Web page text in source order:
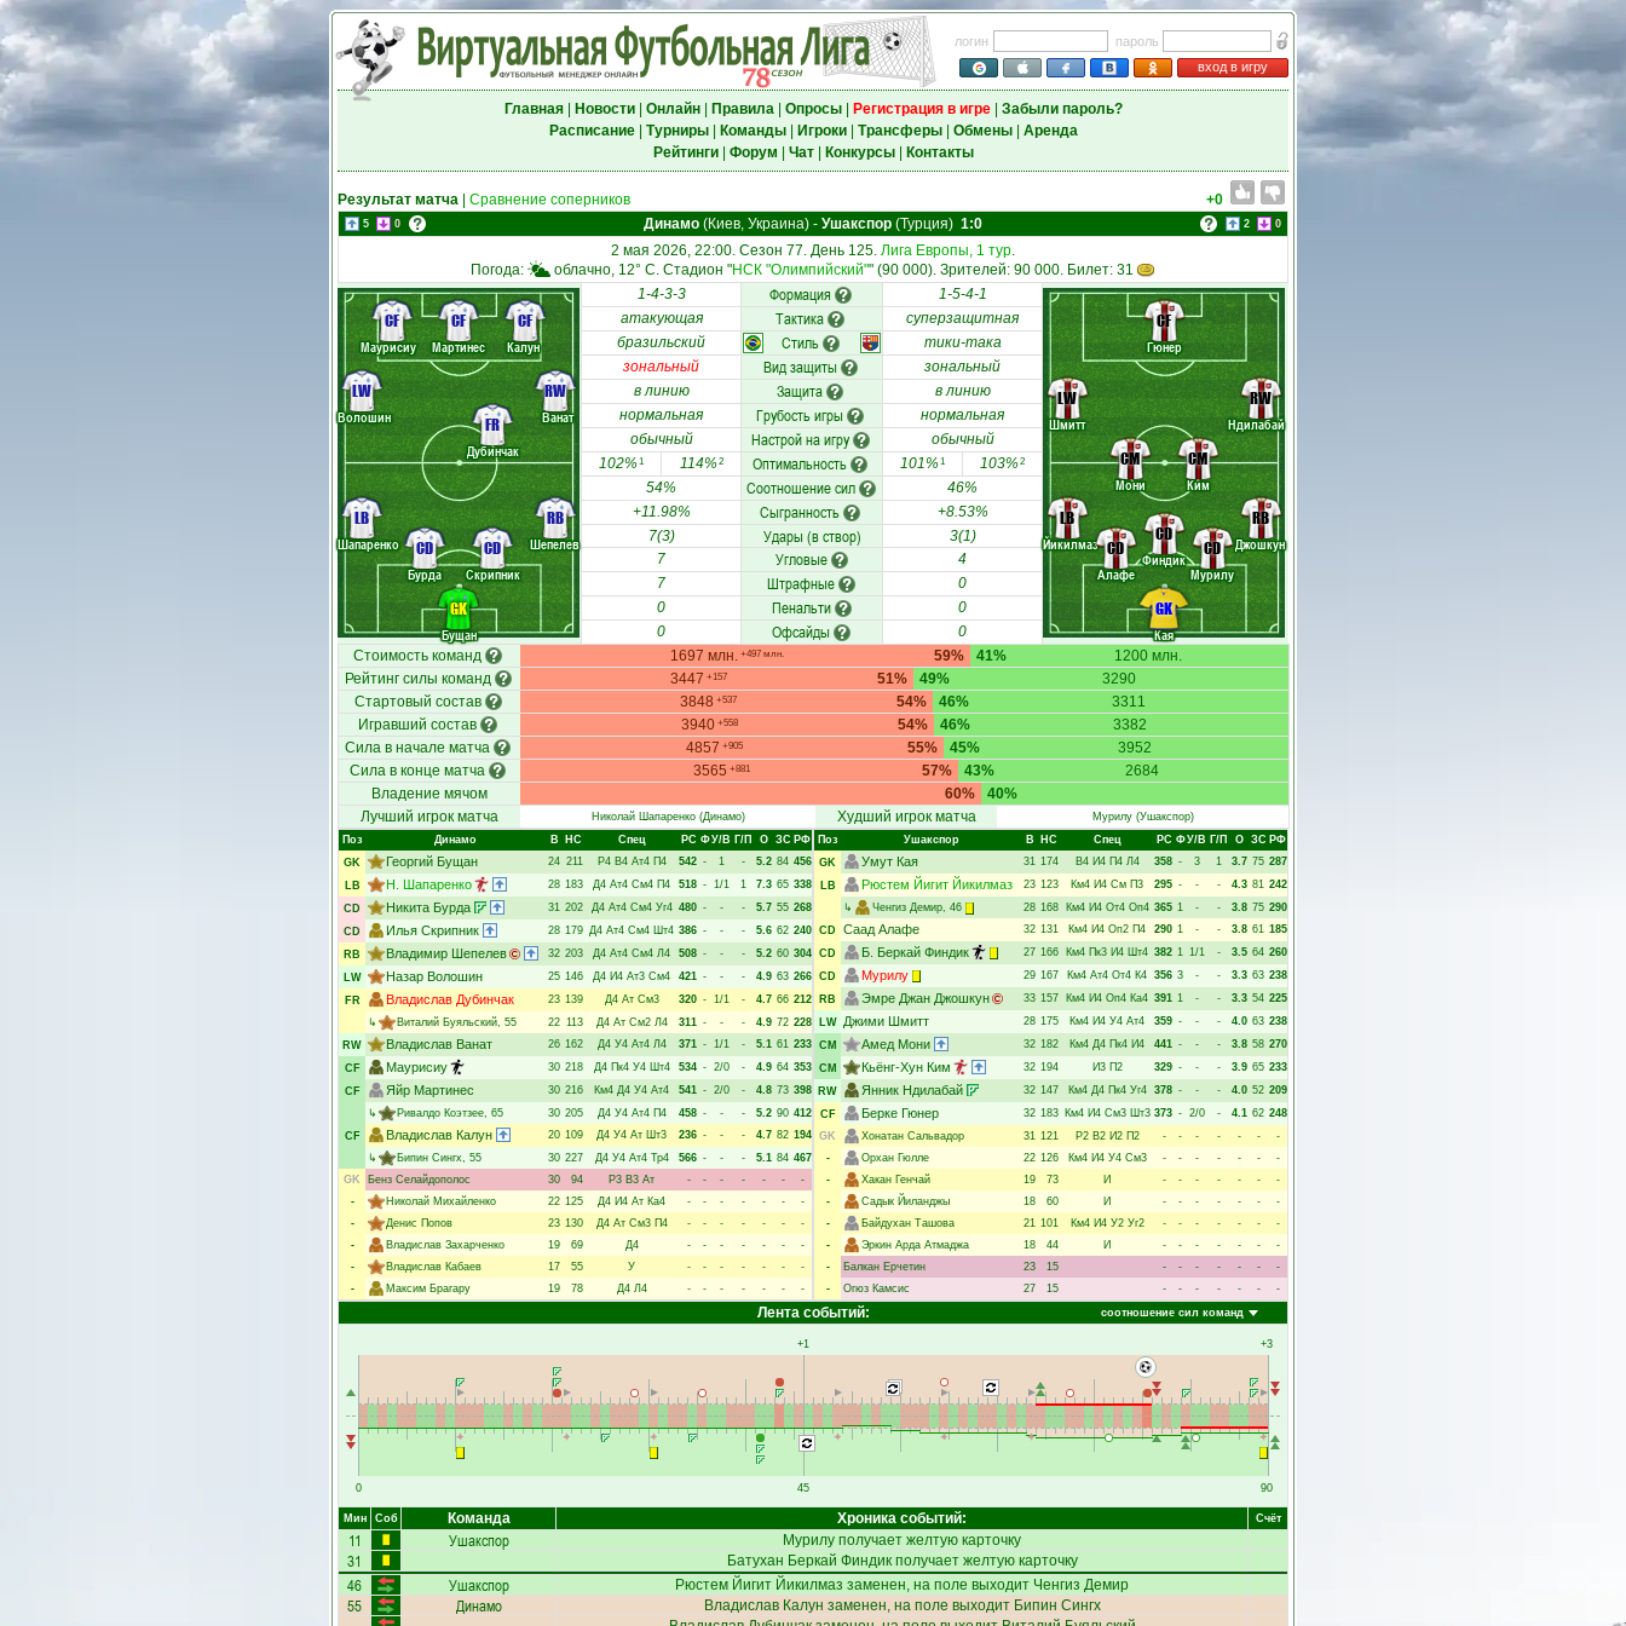
логин
пароль
вход в игру
Главная| Новости| Онлайн| Правила| Опросы| Регистрация в игре| Забыли пароль?
Расписание| Турниры| Команды| Игроки| Трансферы| Обмены| Аренда
Рейтинги| Форум Чат| Конкурсы| Контакты
Результат матча Сравнение соперников +0
5 0 Динамо (Киев, Украина) - Ушакспор (Турция) 1:0 2 0
2 мая 2026, 22:00. Сезон 77. День 125. Лига Европы, 1 тур.
Погода:
облачно, 12° C. Стадион "НСК "Олимпийский"" (90 000). Зрителей: 90 000. Билет: 31
Бущан
Шапаренко
Бурда
Скрипник
Шепелев
Волошин
Дубинчак
Ванат
Маурисиу Мартинес Калун
GK
LB
CD
CD
RB
LW
FR
RW
CF CF CF
1-4-3-3 Формация 1-5-4-1
Кая
Йикилмаз
Алафе
Финдик
Мурилу
Джошкун
Шмитт
Мони Ким
Ндилабай
Гюнер
GK
LB
CD
CD
CD
RB
LW
CM CM
RW
CF
атакующая Тактика
суперзащитная
бразильский
Стиль
тики-така
зональный
Вид защиты
зональный
в линию
Защита
в линию
нормальная
Грубость игры
нормальная
обычный
Настрой на игру
обычный
102%1 114%2 Оптимальность 101%1 103%2
54% Соотношение сил
46%
+11.98%
Сыгранность
+8.53%
7(3)
Удары (в створ)
3(1)
7
Угловые
4
7
Штрафные
0
0
Пенальти
0
0
Офсайды
0
Стоимость команд
1697 млн. +497 млн. 59% 1200 млн.
41%
Рейтинг силы команд
3447 +157 51% 3290
49%
Стартовый состав
3848 +537 54% 3311
46%
Игравший состав
3940 +558 54% 3382
46%
Сила в начале матча
4857 +905 55% 3952
45%
Сила в конце матча
3565 +881 57% 2684
43%
Владение мячом
60%
40%
Лучший игрок матча
Николай Шапаренко(Динамо) Худший игрок матча Мурилу(Ушакспор)
Поз
Динамо В НC Спец РC ФУ/В Г/П О ЗС РФ
GK
Георгий Бущан 24 211 Р4 В4 Ат4 П4 542 - 1 - 5.2 84 456
LB
Н. Шапаренко 28 183 Д4 Ат4 См4 П4 518 - 1/1 1 7.3 65 338
CD
Никита Бурда 31 202 Д4 Ат4 См4 Уг4 480 - - - 5.7 55 268
CD
Илья Скрипник 28 179 Д4 Ат4 См4 Шт4 386 - - - 5.6 62 240
RB
Владимир Шепелев 32 203 Д4 Ат4 См4 Л4 508 - - - 5.2 60 304
LW
Назар Волошин 25 146 Д4 И4 Ат3 См4 421 - - - 4.9 63 266
FR
Владислав Дубинчак 23 139 Д4 Ат См3 320 - 1/1 - 4.7 66 212
↳
Виталий Буяльский, 55 22 113 Д4 Ат См2 Л4 311 - - - 4.9 72 228
RW
Владислав Ванат 26 162 Д4 У4 Ат4 Л4 371 - 1/1 - 5.1 61 233
CF
Маурисиу 30 218 Д4 Пк4 У4 Шт4 534 - 2/0 - 4.9 64 353
CF
Яйр Мартинес 30 216 Км4 Д4 У4 Ат4 541 - 2/0 - 4.8 73 398
↳
Ривалдо Коэтзее, 65 30 205 Д4 У4 Ат4 П4 458 - - - 5.2 90 412
CF
Владислав Калун 20 109 Д4 У4 Ат Шт3 236 - - - 4.7 82 194
↳
Бипин Сингх, 55 30 227 Д4 У4 Ат4 Тр4 566 - - - 5.1 84 467
GK
Бенз Селайдополос 30 94 Р3 В3 Ат - - - - - -
-
-
Николай Михайленко 22 125 Д4 И4 Ат Ка4 - - - - - -
-
-
Денис Попов 23 130 Д4 Ат См3 П4 - - - - - -
-
-
Владислав Захарченко 19 69 Д4 - - - - - -
-
-
Владислав Кабаев 17 55 У - - - - - -
-
-
Максим Брагару 19 78 Д4 Л4 - - - - - - -
Поз Ушакспор В НC Спец РC ФУ/В Г/П О ЗС РФ
GK
Умут Кая 31 174 В4 И4 П4 Л4 358 - 3 1 3.7 75 287
LB
Рюстем Йигит Йикилмаз 23 123 Км4 И4 См П3 295 - - - 4.3 81 242
↳
Ченгиз Демир, 46 28 168 Км4 И4 От4 Оп4 365 1 - - 3.8 75 290
CD Саад Алафе 32 131 Км4 И4 Оп2 П4 290 1 - - 3.8 61 185
CD
Б. Беркай Финдик 27 166 Км4 Пк3 И4 Шт4 382 1 1/1 - 3.5 64 260
CD
Мурилу 29 167 Км4 Ат4 От4 К4 356 3 - - 3.3 63 238
RB
Эмре Джан Джошкун 33 157 Км4 И4 Оп4 Ка4 391 1 - - 3.3 54 225
LW
Джими Шмитт 28 175 Км4 И4 У4 Ат4 359 - - - 4.0 63 238
CM
Амед Мони 32 182 Км4 Д4 Пк4 И4 441 - - - 3.8 58 270
CM
Кьёнг-Хун Ким 32 194 И3 П2 329 - - - 3.9 65 233
RW
Янник Ндилабай 32 147 Км4 Д4 Пк4 Уг4 378 - - - 4.0 52 209
CF
Берке Гюнер 32 183 Км4 И4 См3 Шт3 373 - 2/0 - 4.1 62 248
GK
Хонатан Сальвадор 31 121 Р2 В2 И2 П2 - - - - - -
-
-
Орхан Гюлле 22 126 Км4 И4 У4 См3 - - - - - -
-
-
Хакан Генчай 19 73 И - - - - - -
-
-
Садык Йиланджы 18 60 И - - - - - -
-
-
Байдухан Ташова 21 101 Км4 И4 У2 Уг2 - - - - - -
-
-
Эркин Арда Атмаджа 18 44 И - - - - - -
-
-
Балкан Ерчетин 23 15 - - - - - -
-
-
Огюз Камсис 27 15 - - - - - -
-
соотношение сил команд
Лента событий:
0
+1
45
+3
90
Мин Соб Команда Хроника событий: Счёт
11 Ушакспор Мурилу получает желтую карточку
31 Батухан Беркай Финдикполучает желтую карточку
46 Ушакспор Рюстем Йигит Йикилмаз заменен, на поле выходит Ченгиз Демир
55 Динамо Владислав Калун заменен, на поле выходит Бипин Сингх